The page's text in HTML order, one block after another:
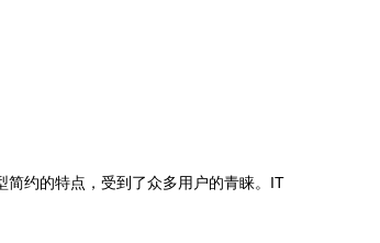
简约的特点，受到了众多用户的青睐。IT